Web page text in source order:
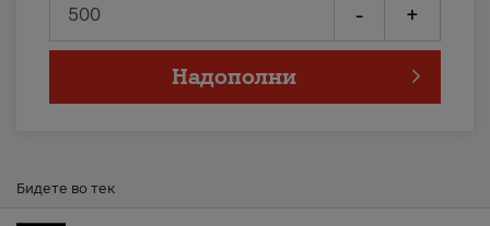
- +
Надополни
Бидете во тек